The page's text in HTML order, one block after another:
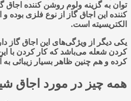
توان به گزینه ولوم روشن کننده اجاق
کننده این اجاق گاز از نوع فلزی بوده
الکتریسیته است.
یکی‌ دیگر از ویژگی‌‌های این اجاق گاز
کردن شعله می‌باشد که کار کردن با
کرده و هم چنین ظاهر بسیار زیبائی
همه چیز در مورد اجاق